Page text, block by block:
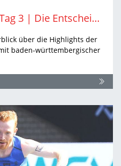
DM Braunschweig Tag 3 | Die Entscheidungen der Frauen
über die Highlights der
baden-württembergischer